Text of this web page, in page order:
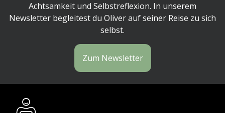
Achtsamkeit und Selbstreflexion. In unserem
Newsletter begleitest du Oliver auf seiner Reise zu sich
selbst.
Zum Newsletter